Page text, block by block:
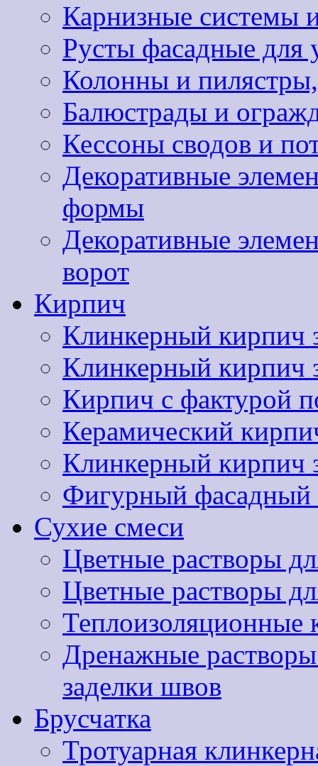
Карнизные системы
Русты фасадные для
Колонны и
Балюстрады и
Кессоны сводов и
Декоративные
формы
Декоративные
ворот
Кирпич
Клинкерный кирпич
Клинкерный кирпич
Кирпич с фактурой
Керамический
Клинкерный кирпич
Фигурный фасадный
Сухие смеси
Цветные растворы
Цветные растворы
Теплоизоляционные
Дренажные
заделки швов
Брусчатка
Тротуарная